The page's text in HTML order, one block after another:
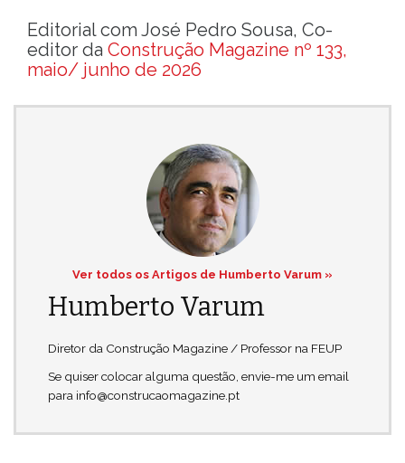
Editorial com José Pedro Sousa, Co-
editor da Construção Magazine nº 133,
maio/ junho de 2026
Ver todos os Artigos de Humberto Varum »
Humberto Varum
Diretor da Construção Magazine / Professor na FEUP
Se quiser colocar alguma questão, envie-me um email
para info@construcaomagazine.pt